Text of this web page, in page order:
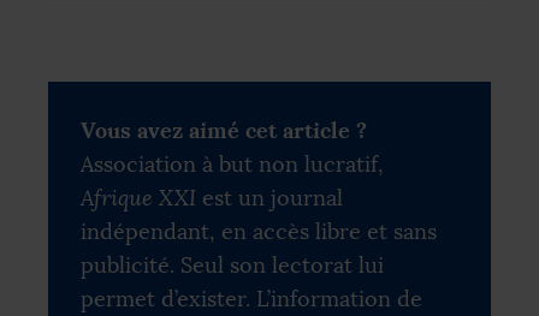
Vous avez aimé cet article ?
Association à but non lucratif,
Afrique XXI est un journal
indépendant, en accès libre et sans
publicité. Seul son lectorat lui
permet d’exister. L’information de